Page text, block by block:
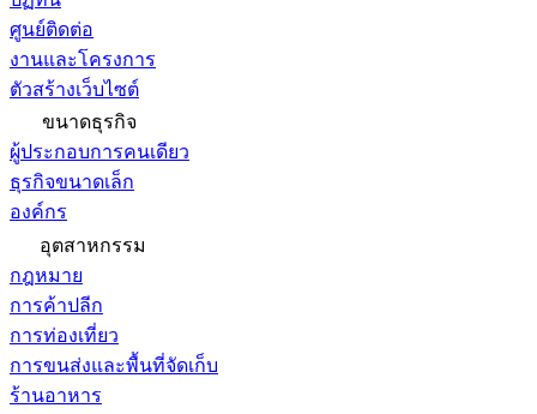
ศูนย์ติดต่อ
งานและโครงการ
ตัวสร้างเว็บไซต์
ขนาดธุรกิจ
ผู้ประกอบการคนเดียว
ธุรกิจขนาดเล็ก
องค์กร
อุตสาหกรรม
กฎหมาย
การค้าปลีก
การท่องเที่ยว
การขนส่งและพื้นที่จัดเก็บ
ร้านอาหาร